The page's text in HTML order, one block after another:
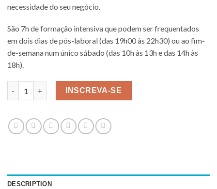
necessidade do seu negócio.
São 7h de formação intensiva que podem ser frequentados
em dois dias de pós-laboral (das 19h00 às 22h30) ou ao fim-
de-semana num único sábado (das 10h às 13h e das 14h às
18h).
Iniciação ao Marketing Digital - 7h quantity
INSCREVA-SE
DESCRIPTION